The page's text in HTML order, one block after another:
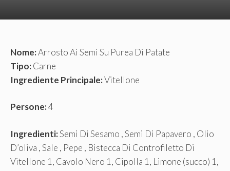
Nome:Arrosto Ai Semi Su Purea Di Patate
Tipo:Carne
Ingrediente Principale:Vitellone
Persone:4
Ingredienti:Semi Di Sesamo , Semi Di Papavero , Olio
D’oliva , Sale , Pepe , Bistecca Di Controfiletto Di
Vitellone 1, Cavolo Nero 1, Cipolla 1, Limone (succo) 1,